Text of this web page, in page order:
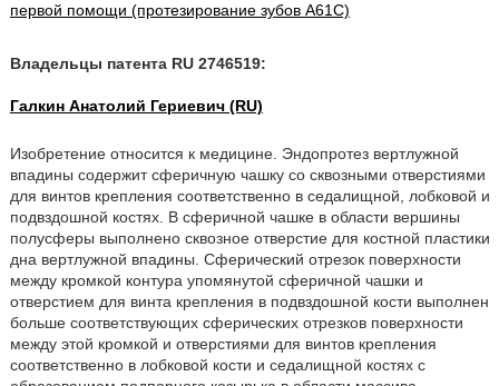
первой помощи (протезирование зубов A61C)
Владельцы патента RU 2746519:
Галкин Анатолий Гериевич (RU)
Изобретение относится к медицине. Эндопротез вертлужной
впадины содержит сферичную чашку со сквозными отверстиями
для винтов крепления соответственно в седалищной, лобковой и
подвздошной костях. В сферичной чашке в области вершины
полусферы выполнено сквозное отверстие для костной пластики
дна вертлужной впадины. Сферический отрезок поверхности
между кромкой контура упомянутой сферичной чашки и
отверстием для винта крепления в подвздошной кости выполнен
больше соответствующих сферических отрезков поверхности
между этой кромкой и отверстиями для винтов крепления
соответственно в лобковой кости и седалищной костях с